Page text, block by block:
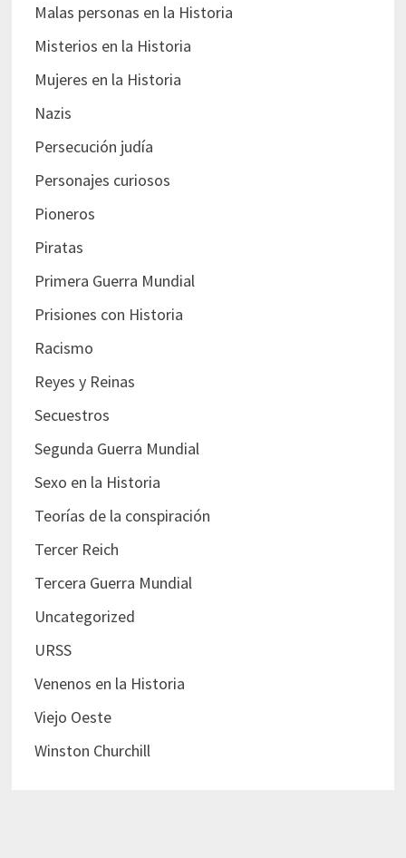
Malas personas en la Historia
Misterios en la Historia
Mujeres en la Historia
Nazis
Persecución judía
Personajes curiosos
Pioneros
Piratas
Primera Guerra Mundial
Prisiones con Historia
Racismo
Reyes y Reinas
Secuestros
Segunda Guerra Mundial
Sexo en la Historia
Teorías de la conspiración
Tercer Reich
Tercera Guerra Mundial
Uncategorized
URSS
Venenos en la Historia
Viejo Oeste
Winston Churchill